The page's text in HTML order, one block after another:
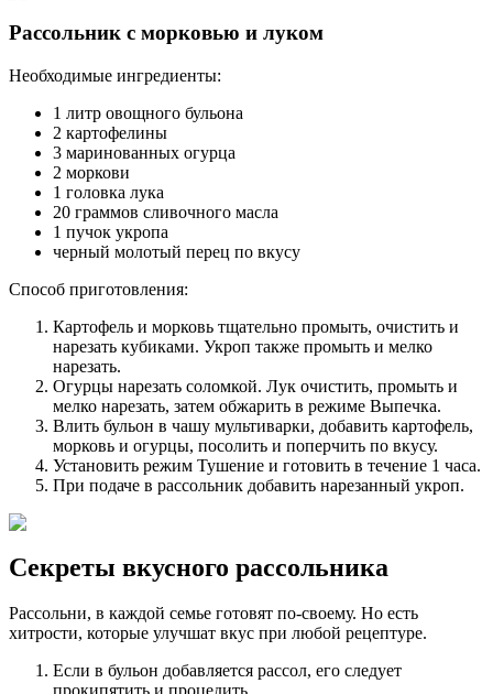
Рассольник с морковью и луком
Необходимые ингредиенты:
1 литр овощного бульона
2 картофелины
3 маринованных огурца
2 моркови
1 головка лука
20 граммов сливочного масла
1 пучок укропа
черный молотый перец по вкусу
Способ приготовления:
Картофель и морковь тщательно промыть, очистить и
нарезать кубиками. Укроп также промыть и мелко
нарезать.
Огурцы нарезать соломкой. Лук очистить, промыть и
мелко нарезать, затем обжарить в режиме Выпечка.
Влить бульон в чашу мультиварки, добавить картофель,
морковь и огурцы, посолить и поперчить по вкусу.
Установить режим Тушение и готовить в течение 1 часа.
При подаче в рассольник добавить нарезанный укроп.
Секреты вкусного рассольника
Рассольни, в каждой семье готовят по-своему. Но есть
хитрости, которые улучшат вкус при любой рецептуре.
Если в бульон добавляется рассол, его следует